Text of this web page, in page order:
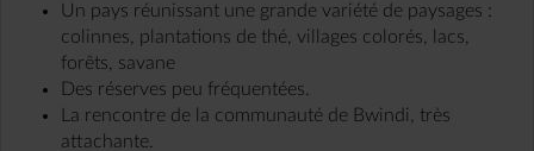
Un pays réunissant une grande variété de paysages :
colinnes, plantations de thé, villages colorés, lacs,
forêts, savane
Des réserves peu fréquentées.
La rencontre de la communauté de Bwindi, très
attachante.